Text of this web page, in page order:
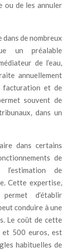
ou de les annuler
de nombreux
un préalable
de l’eau,
annuellement
facturation et de
souvent de
dans un
dans certains
de
de
Cette expertise,
d’établir
conduire à une
Le coût de cette
et 500 euros, est
habituelles de